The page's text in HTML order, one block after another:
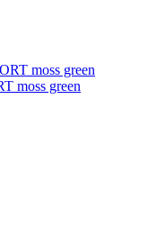
moss green